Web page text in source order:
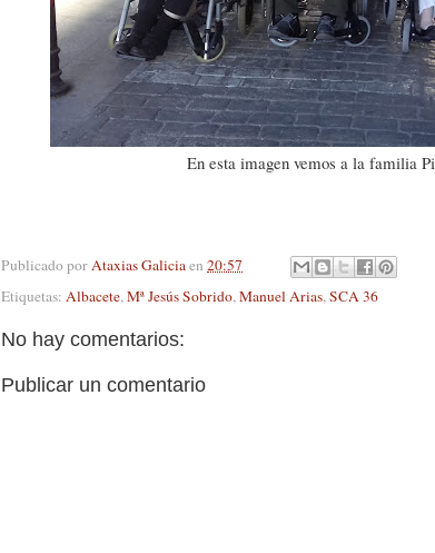
En esta imagen vemos a la familia
Publicado por Ataxias Galicia en 20:57
Etiquetas: Albacete,Mª Jesús Sobrido,Manuel Arias,SCA 36
No hay comentarios:
Publicar un comentario